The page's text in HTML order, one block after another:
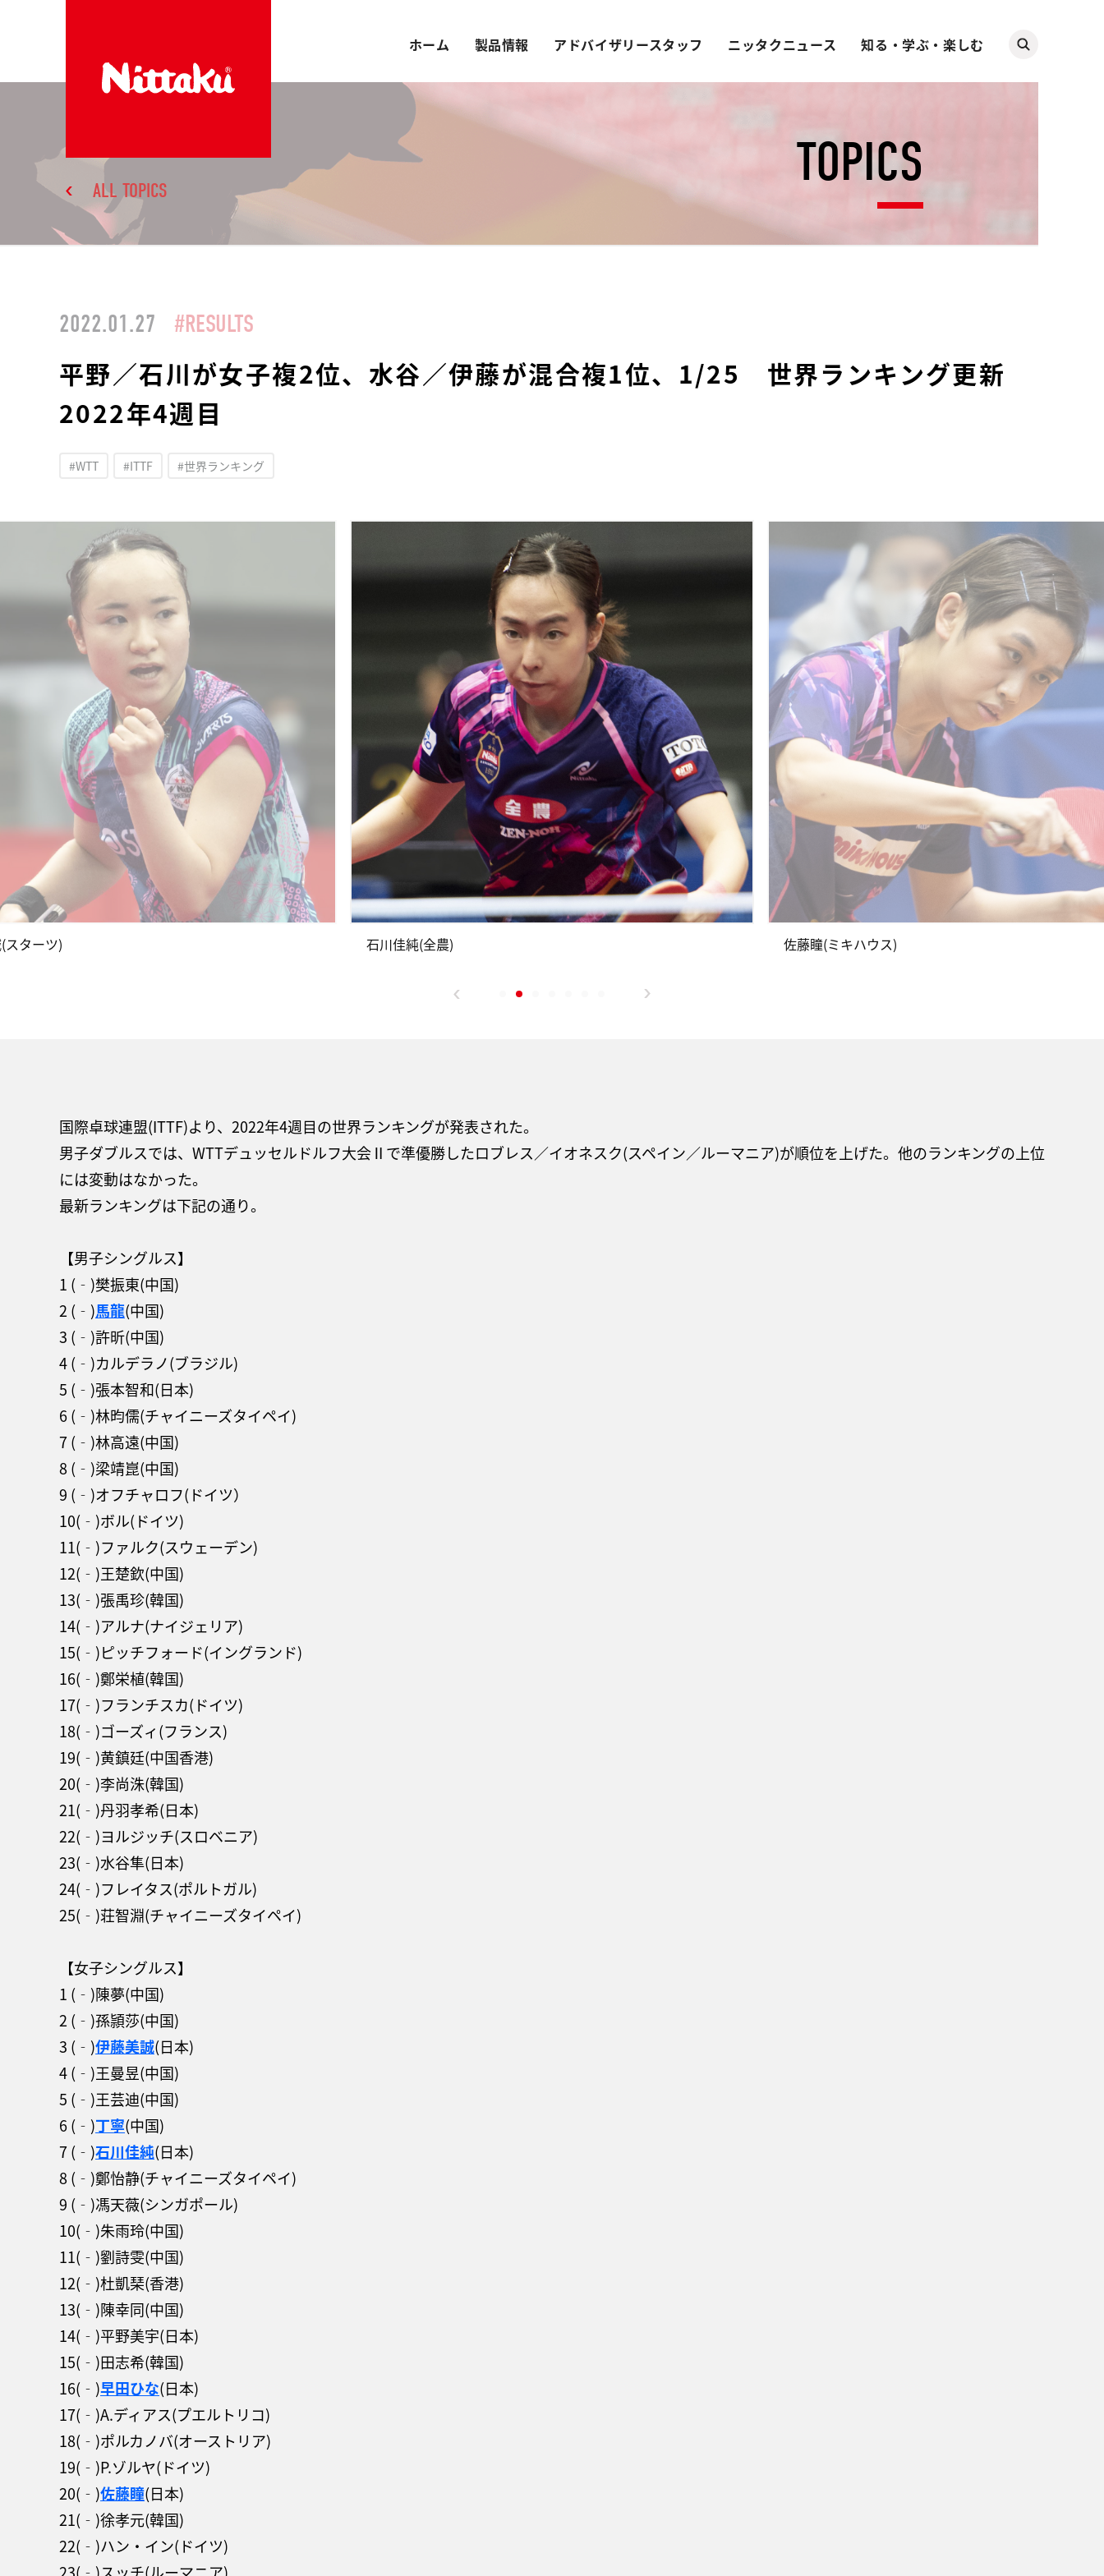
ホーム 製品情報 アドバイザリースタッフ ニッタクニュース 知る・学ぶ・楽しむ
TOPICS
ALL TOPICS
2022.01.27 #RESULTS
平野／石川が女子複2位、水谷／伊藤が混合複1位、1/25 世界ランキング更新
2022年4週目
#WTT #ITTF #世界ランキング
スターツ) 石川佳純(全農) 佐藤瞳(ミキハウス)
国際卓球連盟(ITTF)より、2022年4週目の世界ランキングが発表された。
男子ダブルスでは、WTTデュッセルドルフ大会Ⅱで準優勝したロブレス／イオネスク(スペイン／ルーマニア)が順位を上げた。他のランキングの上位
には変動はなかった。
最新ランキングは下記の通り。
【男子シングルス】
1 (‐)樊振東(中国)
2 (‐)馬龍(中国)
3 (‐)許昕(中国)
4 (‐)カルデラノ(ブラジル)
5 (‐)張本智和(日本)
6 (‐)林昀儒(チャイニーズタイペイ)
7 (‐)林高遠(中国)
8 (‐)梁靖崑(中国)
9 (‐)オフチャロフ(ドイツ）
10(‐)ボル(ドイツ)
11(‐)ファルク(スウェーデン)
12(‐)王楚欽(中国)
13(‐)張禹珍(韓国)
14(‐)アルナ(ナイジェリア)
15(‐)ピッチフォード(イングランド)
16(‐)鄭栄植(韓国)
17(‐)フランチスカ(ドイツ)
18(‐)ゴーズィ(フランス)
19(‐)黄鎮廷(中国香港)
20(‐)李尚洙(韓国)
21(‐)丹羽孝希(日本)
22(‐)ヨルジッチ(スロベニア)
23(‐)水谷隼(日本)
24(‐)フレイタス(ポルトガル)
25(‐)荘智淵(チャイニーズタイペイ)
【女子シングルス】
1 (‐)陳夢(中国)
2 (‐)孫頴莎(中国)
3 (‐)伊藤美誠(日本)
4 (‐)王曼昱(中国)
5 (‐)王芸迪(中国)
6 (‐)丁寧(中国)
7 (‐)石川佳純(日本)
8 (‐)鄭怡静(チャイニーズタイペイ)
9 (‐)馮天薇(シンガポール)
10(‐)朱雨玲(中国)
11(‐)劉詩雯(中国)
12(‐)杜凱琹(香港)
13(‐)陳幸同(中国)
14(‐)平野美宇(日本)
15(‐)田志希(韓国)
16(‐)早田ひな(日本)
17(‐)A.ディアス(プエルトリコ)
18(‐)ポルカノバ(オーストリア)
19(‐)P.ゾルヤ(ドイツ)
20(‐)佐藤瞳(日本)
21(‐)徐孝元(韓国)
22(‐)ハン・イン(ドイツ)